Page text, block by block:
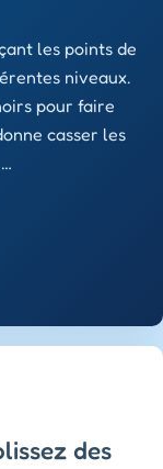
les points de
niveaux.
pour faire
casser les
des